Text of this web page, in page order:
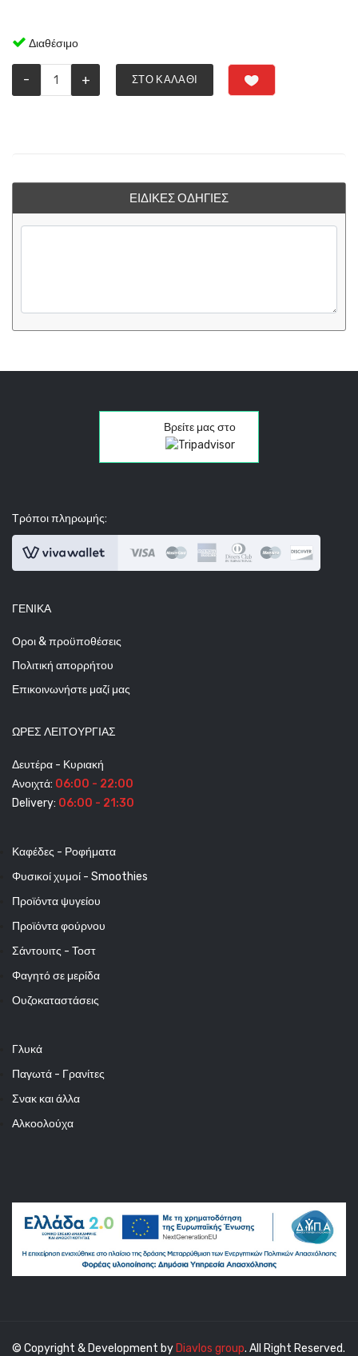
Διαθέσιμο
- + ΣΤΟ ΚΑΛΆΘΙ
ΕΙΔΙΚΈΣ ΟΔΗΓΊΕΣ
Βρείτε μας στο
Τρόποι πληρωμής:
ΓΕΝΙΚΆ
Οροι & προϋποθέσεις
Πολιτική απορρήτου
Επικοινωνήστε μαζί μας
ΩΡΕΣ ΛΕΙΤΟΥΡΓΊΑΣ
Δευτέρα - Κυριακή
Ανοιχτά: 06:00 - 22:00
Delivery: 06:00 - 21:30
Καφέδες - Ροφήματα
Φυσικοί χυμοί - Smoothies
Προϊόντα ψυγείου
Προϊόντα φούρνου
Σάντουιτς - Τοστ
Φαγητό σε μερίδα
Ουζοκαταστάσεις
Γλυκά
Παγωτά - Γρανίτες
Σνακ και άλλα
Αλκοολούχα
© Copyright & Development by Diavlos group. All Right Reserved.